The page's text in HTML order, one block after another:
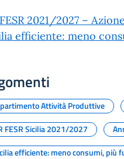
2021/2027 –
efficiente: meno
Attività Produttive
FESR Sicilia 2021/2027
efficiente: meno consumi, più